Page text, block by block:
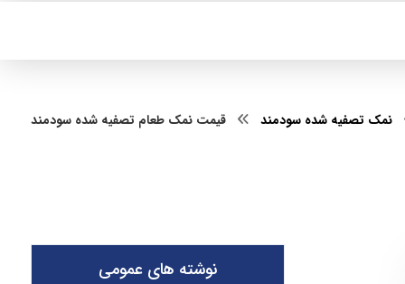
نمک تصفیه شده سودمند قیمت نمک طعام تصفیه شده سودمند
نوشته های عمومی